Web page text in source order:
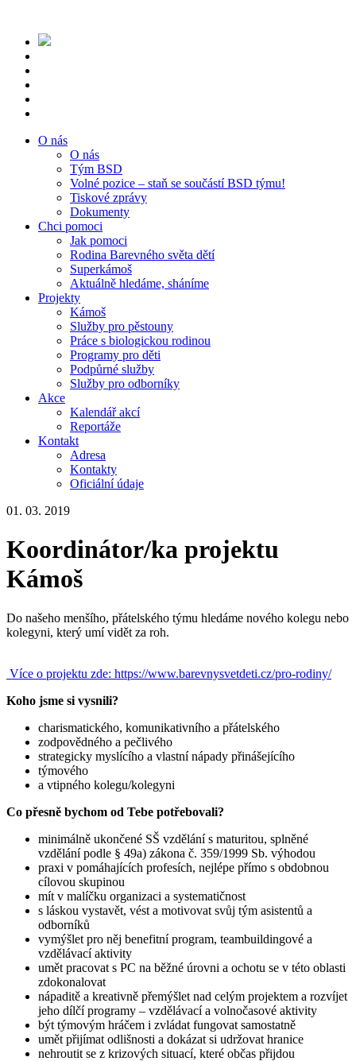
O nás
O nás
Tým BSD
Volné pozice – staň se součástí BSD týmu!
Tiskové zprávy
Dokumenty
Chci pomoci
Jak pomoci
Rodina Barevného světa dětí
Superkámoš
Aktuálně hledáme, sháníme
Projekty
Kámoš
Služby pro pěstouny
Práce s biologickou rodinou
Programy pro děti
Podpůrné služby
Služby pro odborníky
Akce
Kalendář akcí
Reportáže
Kontakt
Adresa
Kontakty
Oficiální údaje
01. 03. 2019
Koordinátor/ka projektu
Kámoš
Do našeho menšího, přátelského týmu hledáme nového kolegu nebo
kolegyni, který umí vidět za roh.
Více o projektu zde: https://www.barevnysvetdeti.cz/pro-rodiny/
Koho jsme si vysnili?
charismatického, komunikativního a přátelského
zodpovědného a pečlivého
strategicky myslícího a vlastní nápady přinášejícího
týmového
a vtipného kolegu/kolegyni
Co přesně bychom od Tebe potřebovali?
minimálně ukončené SŠ vzdělání s maturitou, splněné
vzdělání podle § 49a) zákona č. 359/1999 Sb. výhodou
praxi v pomáhajících profesích, nejlépe přímo s obdobnou
cílovou skupinou
mít v malíčku organizaci a systematičnost
s láskou vystavět, vést a motivovat svůj tým asistentů a
odborníků
vymýšlet pro něj benefitní program, teambuildingové a
vzdělávací aktivity
umět pracovat s PC na běžné úrovni a ochotu se v této oblasti
zdokonalovat
nápaditě a kreativně přemýšlet nad celým projektem a rozvíjet
jeho dílčí programy – vzdělávací a volnočasové aktivity
být týmovým hráčem i zvládat fungovat samostatně
umět přijímat odlišnosti a dokázat si udržovat hranice
nehroutit se z krizových situací, které občas přijdou